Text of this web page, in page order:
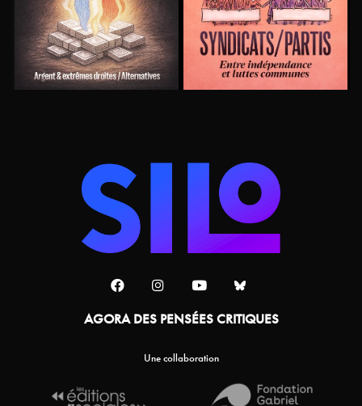
AGORA DES PENSÉES CRITIQUES
Une collaboration